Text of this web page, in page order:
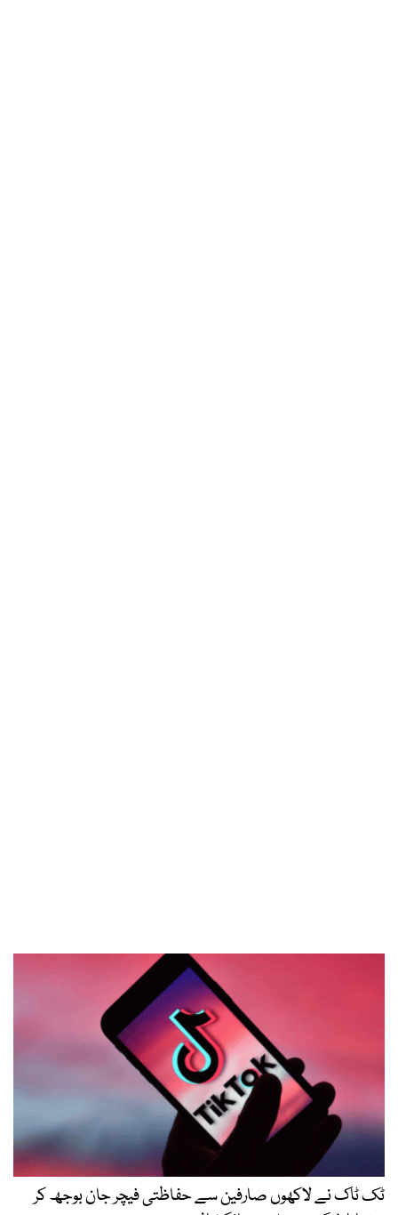
ٹک ٹاک نے لاکھوں صارفین سے حفاظتی فیچر جان بوجھ کر